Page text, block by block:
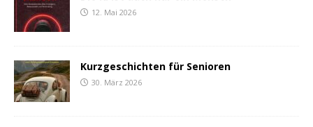
12. Mai 2026
Kurzgeschichten für Senioren
30. März 2026